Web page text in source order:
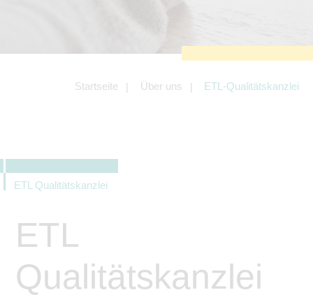
Startseite Über uns ETL-Qualitätskanzlei
ETL Qualitätskanzlei
ETL
Qualitätskanzlei
Angebotes einschließlich der
Angeboten von z.B. Facebook und
LinkedIn.
können.